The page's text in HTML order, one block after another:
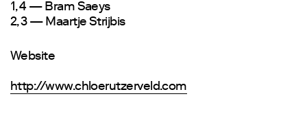
1, 4 — Bram Saeys
2, 3 — Maartje Strijbis
Website
http://www.chloerutzerveld.com